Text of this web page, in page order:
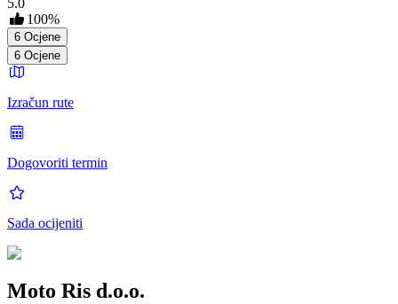
5.0
100%
6 Ocjene
6 Ocjene
Izračun rute
Dogovoriti termin
Sada ocijeniti
Moto Ris d.o.o.